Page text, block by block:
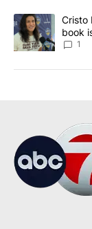
A trendingCristo
book
1